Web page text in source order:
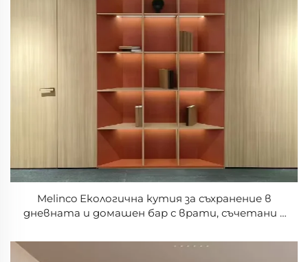
Melinco Екологична кутия за съхранение в
дневната и домашен бар с врати, съчетани с
пространства